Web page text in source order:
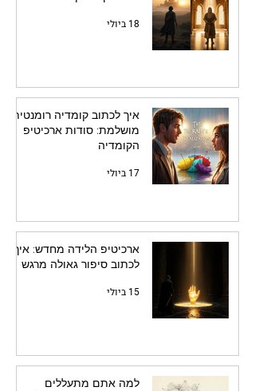
18 ביולי
איך לכתוב קומדיה רומנטית
מושלמת: סודות ארכיטיפ
הקומדיה
17 ביולי
ארכיטיפ הלידה מחדש: איך
לכתוב סיפור גאולה מרגש
15 ביולי
למה אתם מתעללים